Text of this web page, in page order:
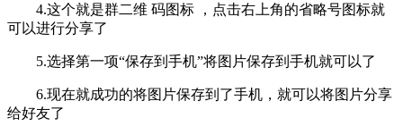
4.这个就是群二维 码图标 ，点击右上角的省略号图标就
可以进行分享了
5.选择第一项“保存到手机”将图片保存到手机就可以了
6.现在就成功的将图片保存到了手机，就可以将图片分享
给好友了